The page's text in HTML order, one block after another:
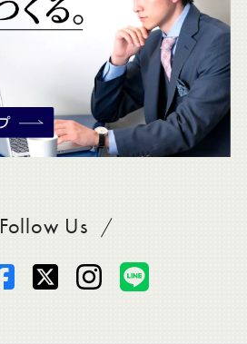
Follow UsSADAをフォロー
オ
オ
オ